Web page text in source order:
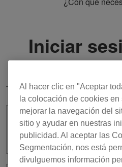
Iniciar
¿Qué puedo hacer si
un equipo de DJ?
Al hacer clic en "Aceptar
la colocación de cookies
mejorar la navegación del
sitio y ayudar en nuestras
publicidad. Al aceptar las
Segmentación, nos está
divulguemos información